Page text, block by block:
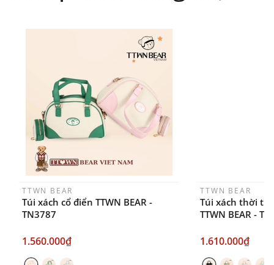
Thời gian nhận hàng: Đối với đơn hàng Online tại
TPHCM, sản phẩm sẽ được giao sớm nhất là 1
ngày sau khi đặt.
TTWN BEAR
Túi xách cổ điển TTWN BEAR -
TN3787
1.560.000₫
TTWN BEAR
Túi xách thời
TTWN BEAR -
1.610.000₫